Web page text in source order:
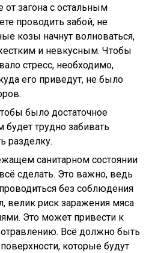
загона с остальным
проводить забой, не
козы начнут волноваться,
и невкусным. Чтобы
стресс, необходимо,
его приведут, не было
было достаточное
трудно забивать
разделку.
санитарном состоянии
сделать. Это важно, ведь
без соблюдения
велик риск заражения мяса
Это может привести к
Всё должно быть
которые будут